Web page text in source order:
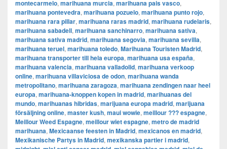
montecarmelo, marihuana murcia, marihuana pais vasco,
marihuana pontevedra, marihuana pozuelo, marihuana punto rojo,
marihuana rara pillar, marihuana raras madrid, marihuana rudelaris,
marihuana sabadell, marihuana sanchinarro, marihuana sativa,
marihuana sativa madrid, marihuana segovia, marihuana sevilla,
marihuana teruel, marihuana toledo, Marihuana Touristen Madrid,
marihuana transporter till hela europa, marihuana usa españa,
marihuana valencia, marihuana valladolid, marihuana verkoop
online, marihuana villaviciosa de odon, marihuana wanda
metropolitano, marihuana zaragoza, marihuana zendingen naar heel
europa, marihuana-knoppen kopen in madrid, marihuanas del
mundo, marihuanas hibridas, marijuana europa madrid, marijuana
försäljning online, master kush, maui wowie, meillour ??? espagne,
Meillour Weed Espagne, meillour wiet espagne, metro de madrid
marihuana, Mexicaanse feesten in Madrid, mexicanos en madrid,
Mexikanische Partys in Madrid, mexikanska partier i madrid,